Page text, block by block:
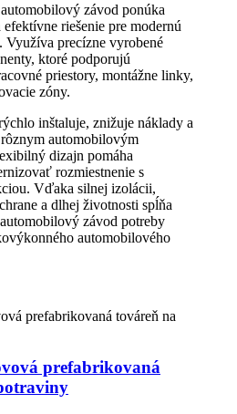
závod ponúka
riešenie pre modernú
precízne vyrobené
ktoré podporujú
priestory, montážne linky,
zóny.
inštaluje, znižuje náklady a
automobilovým
dizajn pomáha
rozmiestnenie s
Vďaka silnej izolácii,
a dlhej životnosti spĺňa
závod potreby
automobilového
prefabrikovaná